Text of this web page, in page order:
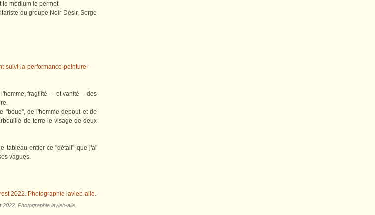
le médium le permet.
du groupe Noir Désir, Serge
suivi-la-performance-peinture-
l'homme, fragilité — et vanité— des
"boue", de l'homme debout et de
de terre le visage de deux
tableau entier ce "détail" que j'ai
vagues.
Photographie lavieb-aile.